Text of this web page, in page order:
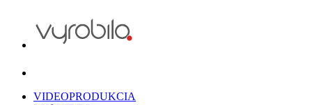
VIDEOPRODUKCIA